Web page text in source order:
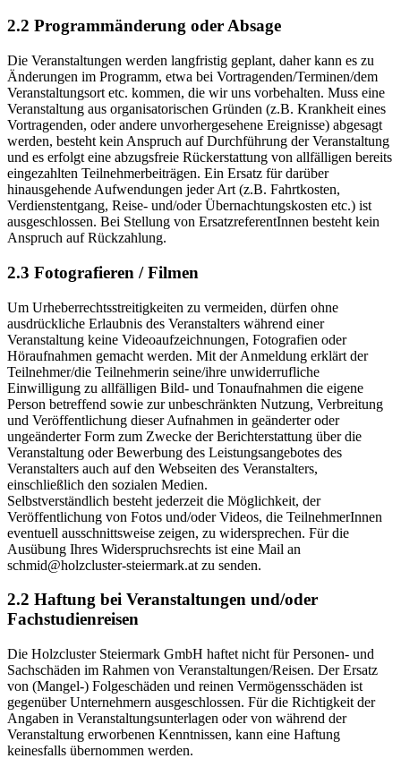
2.2 Programmänderung oder Absage
Die Veranstaltungen werden langfristig geplant, daher kann es zu
Änderungen im Programm, etwa bei Vortragenden/Terminen/dem
Veranstaltungsort etc. kommen, die wir uns vorbehalten. Muss eine
Veranstaltung aus organisatorischen Gründen (z.B. Krankheit eines
Vortragenden, oder andere unvorhergesehene Ereignisse) abgesagt
werden, besteht kein Anspruch auf Durchführung der Veranstaltung
und es erfolgt eine abzugsfreie Rückerstattung von allfälligen bereits
eingezahlten Teilnehmerbeiträgen. Ein Ersatz für darüber
hinausgehende Aufwendungen jeder Art (z.B. Fahrtkosten,
Verdienstentgang, Reise- und/oder Übernachtungskosten etc.) ist
ausgeschlossen. Bei Stellung von ErsatzreferentInnen besteht kein
Anspruch auf Rückzahlung.
2.3 Fotografieren / Filmen
Um Urheberrechtsstreitigkeiten zu vermeiden, dürfen ohne
ausdrückliche Erlaubnis des Veranstalters während einer
Veranstaltung keine Videoaufzeichnungen, Fotografien oder
Höraufnahmen gemacht werden. Mit der Anmeldung erklärt der
Teilnehmer/die Teilnehmerin seine/ihre unwiderrufliche
Einwilligung zu allfälligen Bild- und Tonaufnahmen die eigene
Person betreffend sowie zur unbeschränkten Nutzung, Verbreitung
und Veröffentlichung dieser Aufnahmen in geänderter oder
ungeänderter Form zum Zwecke der Berichterstattung über die
Veranstaltung oder Bewerbung des Leistungsangebotes des
Veranstalters auch auf den Webseiten des Veranstalters,
einschließlich den sozialen Medien.
Selbstverständlich besteht jederzeit die Möglichkeit, der
Veröffentlichung von Fotos und/oder Videos, die TeilnehmerInnen
eventuell ausschnittsweise zeigen, zu widersprechen. Für die
Ausübung Ihres Widerspruchsrechts ist eine Mail an
schmid@holzcluster-steiermark.at zu senden.
2.2 Haftung bei Veranstaltungen und/oder
Fachstudienreisen
Die Holzcluster Steiermark GmbH haftet nicht für Personen- und
Sachschäden im Rahmen von Veranstaltungen/Reisen. Der Ersatz
von (Mangel-) Folgeschäden und reinen Vermögensschäden ist
gegenüber Unternehmern ausgeschlossen. Für die Richtigkeit der
Angaben in Veranstaltungsunterlagen oder von während der
Veranstaltung erworbenen Kenntnissen, kann eine Haftung
keinesfalls übernommen werden.